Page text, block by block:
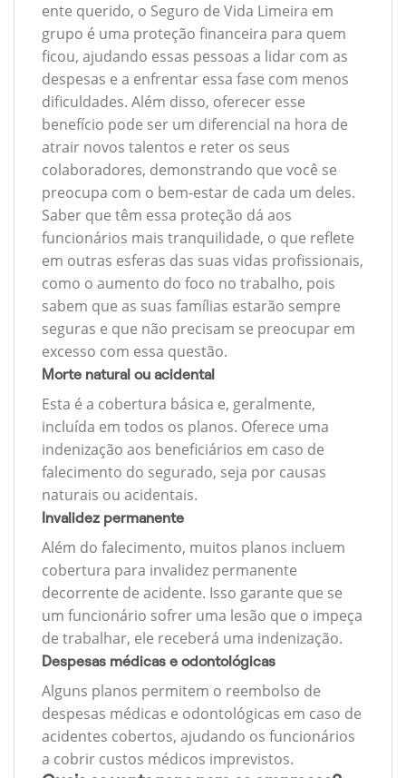
ente querido, o Seguro de Vida Limeira em
grupo é uma proteção financeira para quem
ficou, ajudando essas pessoas a lidar com as
despesas e a enfrentar essa fase com menos
dificuldades. Além disso, oferecer esse
benefício pode ser um diferencial na hora de
atrair novos talentos e reter os seus
colaboradores, demonstrando que você se
preocupa com o bem-estar de cada um deles.
Saber que têm essa proteção dá aos
funcionários mais tranquilidade, o que reflete
em outras esferas das suas vidas profissionais,
como o aumento do foco no trabalho, pois
sabem que as suas famílias estarão sempre
seguras e que não precisam se preocupar em
excesso com essa questão.
Morte natural ou acidental
Esta é a cobertura básica e, geralmente,
incluída em todos os planos. Oferece uma
indenização aos beneficiários em caso de
falecimento do segurado, seja por causas
naturais ou acidentais.
Invalidez permanente
Além do falecimento, muitos planos incluem
cobertura para invalidez permanente
decorrente de acidente. Isso garante que se
um funcionário sofrer uma lesão que o impeça
de trabalhar, ele receberá uma indenização.
Despesas médicas e odontológicas
Alguns planos permitem o reembolso de
despesas médicas e odontológicas em caso de
acidentes cobertos, ajudando os funcionários
a cobrir custos médicos imprevistos.